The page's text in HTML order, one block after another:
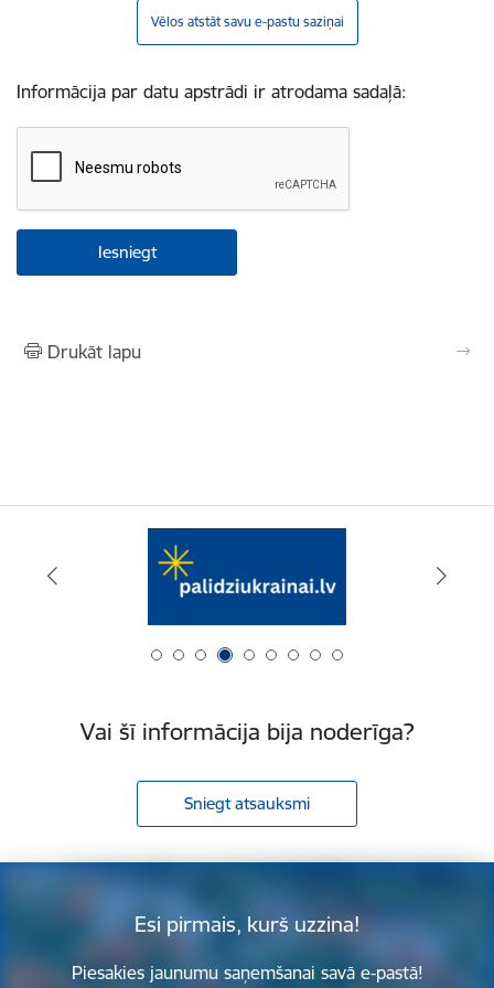
Vēlos atstāt savu e-pastu saziņai
Informācija par datu apstrādi ir atrodama sadaļā:
Drukāt lapu
Vai šī informācija bija noderīga?
Sniegt atsauksmi
Esi pirmais, kurš uzzina!
Piesakies jaunumu saņemšanai savā e-pastā!